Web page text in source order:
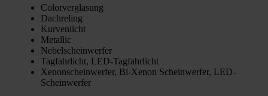
Color­ver­gla­sung
Dach­re­ling
Kur­ven­licht
Metal­lic
Nebel­schein­wer­fer
Tag­fahr­licht, LED-Tag­fahr­licht
Xenon­schein­wer­fer, Bi-Xenon Schein­wer­fer, LED-
Schein­wer­fer